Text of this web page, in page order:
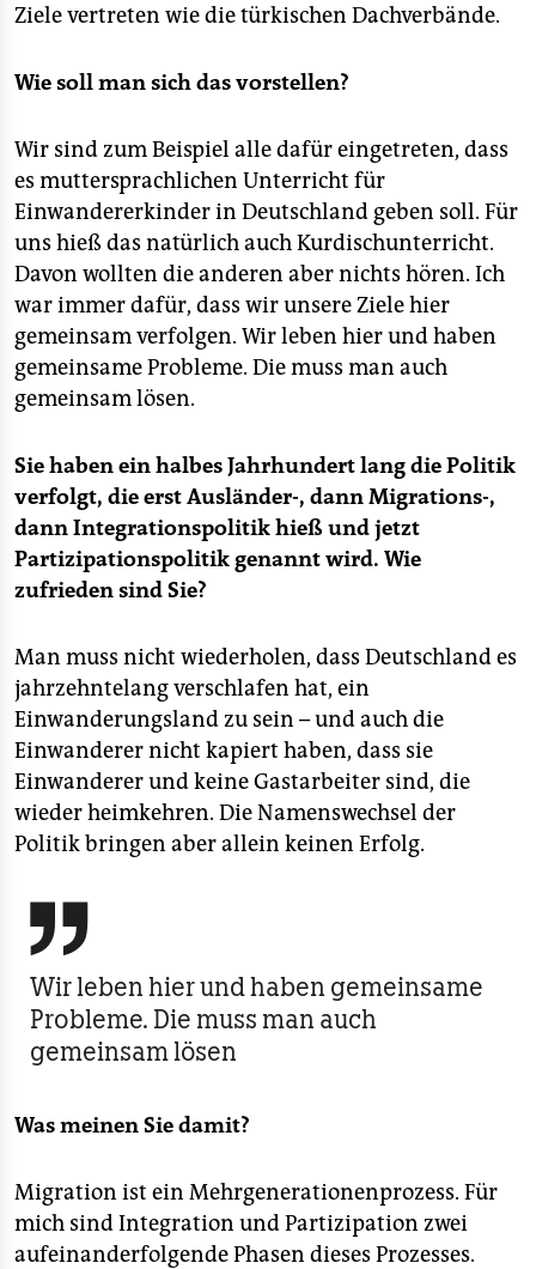
Ziele vertreten wie die türkischen Dachverbände.
Wie soll man sich das vorstellen?
Wir sind zum Beispiel alle dafür eingetreten, dass
es muttersprachlichen Unterricht für
Einwandererkinder in Deutschland geben soll. Für
uns hieß das natürlich auch Kurdischunterricht.
Davon wollten die anderen aber nichts hören. Ich
war immer dafür, dass wir unsere Ziele hier
gemeinsam verfolgen. Wir leben hier und haben
gemeinsame Probleme. Die muss man auch
gemeinsam lösen.
Sie haben ein halbes Jahrhundert lang die Politik
verfolgt, die erst Ausländer-, dann Migrations-,
dann Integrationspolitik hieß und jetzt
Partizipationspolitik genannt wird. Wie
zufrieden sind Sie?
Man muss nicht wiederholen, dass Deutschland es
jahrzehntelang verschlafen hat, ein
Einwanderungsland zu sein – und auch die
Einwanderer nicht kapiert haben, dass sie
Einwanderer und keine Gastarbeiter sind, die
wieder heimkehren. Die Namenswechsel der
Politik bringen aber allein keinen Erfolg.

Wir leben hier und haben gemeinsame
Probleme. Die muss man auch
gemeinsam lösen
Was meinen Sie damit?
Migration ist ein Mehrgenerationenprozess. Für
mich sind Integration und Partizipation zwei
aufeinanderfolgende Phasen dieses Prozesses.